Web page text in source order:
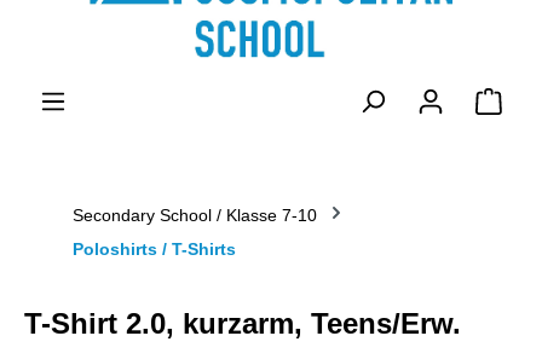
Secondary School / Klasse 7-10
Poloshirts / T-Shirts
T-Shirt 2.0, kurzarm, Teens/Erw.